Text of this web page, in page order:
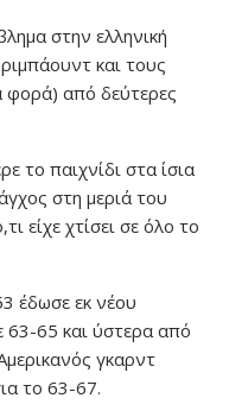
στην ελληνική
και τους
φορά) από δεύτερες
το παιχνίδι στα ίσια
στη μεριά του
είχε χτίσει σε όλο το
έδωσε εκ νέου
63-65 και ύστερα από
γκαρντ
το 63-67.